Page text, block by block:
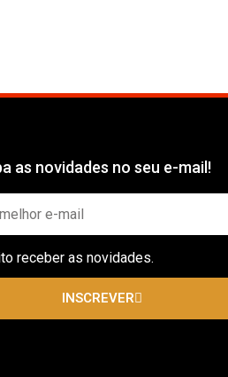
as novidades no seu e-mail!
receber as novidades.
INSCREVER